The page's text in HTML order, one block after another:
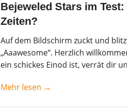
Bejeweled Stars im
Zeiten?
Auf dem Bildschirm zuckt und
„Aaawesome“. Herzlich
ein schickes Einod ist, verrät dir
Mehr lesen →